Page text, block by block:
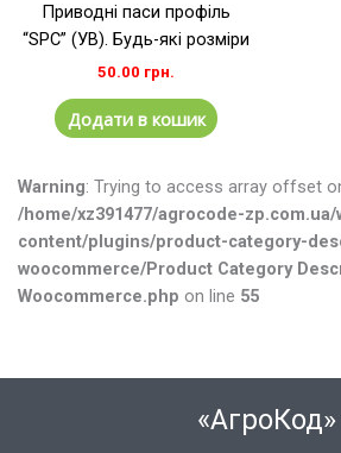
Приводні паси профіль
“SPC” (УВ). Будь-які розміри
50.00 грн.
Додати в кошик
Warning: Trying to access array offset
/home/xz391477/agrocode-zp.com.ua/
content/plugins/product-category-
woocommerce/Product Category
Woocommerce.php on line 55
«АгроКод»